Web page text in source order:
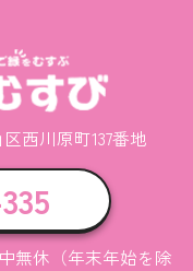
西川原町137番地
無休（年末年始を除